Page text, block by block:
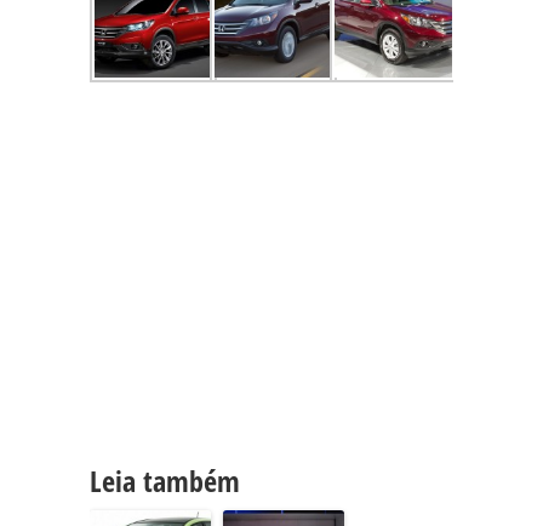
Leia também